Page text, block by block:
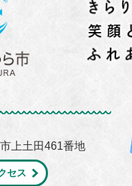
上土田461番地
セス